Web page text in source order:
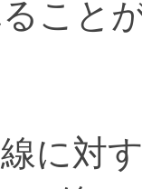
こと
に対